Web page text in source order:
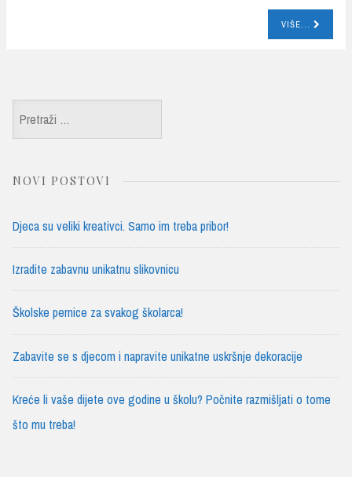
VIŠE...
Pretraži:
NOVI POSTOVI
Djeca su veliki kreativci. Samo im treba pribor!
Izradite zabavnu unikatnu slikovnicu
Školske pernice za svakog školarca!
Zabavite se s djecom i napravite unikatne uskršnje dekoracije
Kreće li vaše dijete ove godine u školu? Počnite razmišljati o tome
što mu treba!